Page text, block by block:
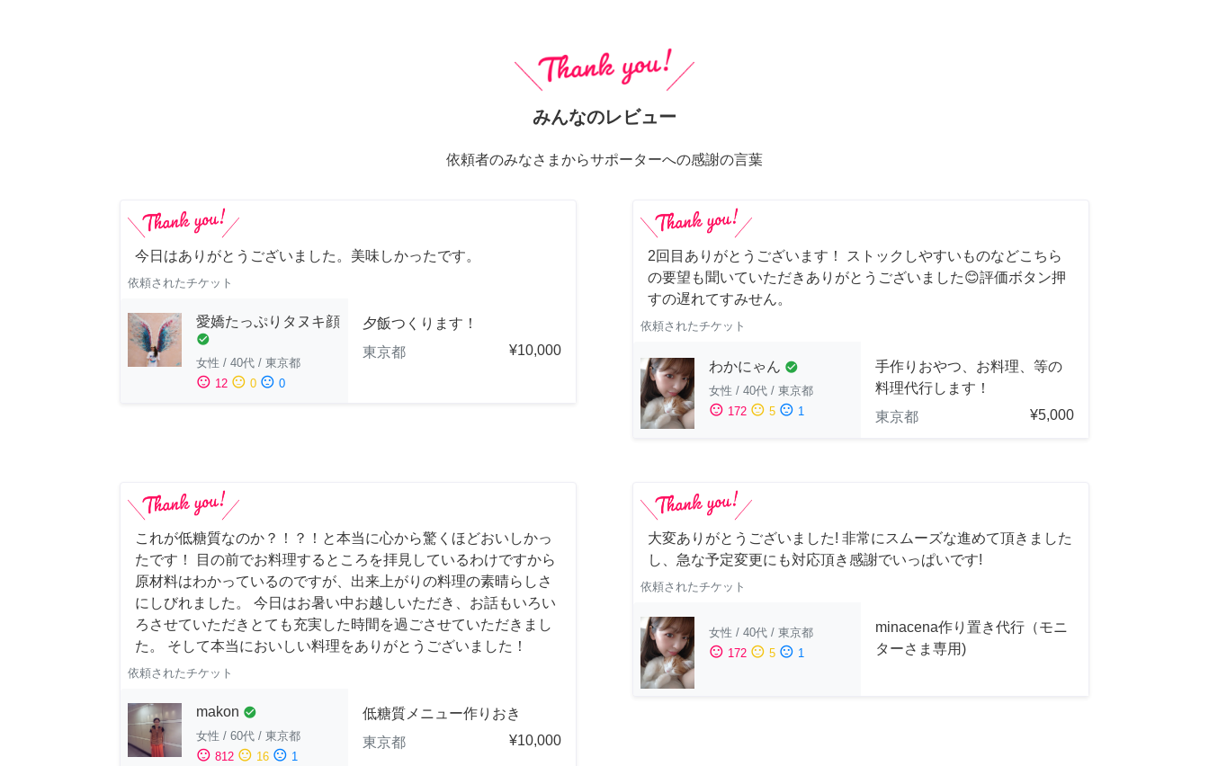
みんなのレビュー
依頼者のみなさまからサポーターへの感謝の言葉
今日はありがとうございました。美味しかったです。
依頼されたチケット
愛嬌たっぷりタヌキ顔
check_circle
女性 / 40代 / 東京都
sentiment_satisfied 12 sentiment_neutral 0 sentiment_dissatisfied 0
夕飯つくります！
東京都
¥10,000
2回目ありがとうございます！ ストックしやすいものなどこちら
の要望も聞いていただきありがとうございました😊評価ボタン押
すの遅れてすみせん。
依頼されたチケット
わかにゃん check_circle
女性 / 40代 / 東京都
sentiment_satisfied 172 sentiment_neutral 5 sentiment_dissatisfied 1
手作りおやつ、お料理、等の
料理代行します！
東京都
¥5,000
これが低糖質なのか？！？！と本当に心から驚くほどおいしかっ
たです！ 目の前でお料理するところを拝見しているわけですから
原材料はわかっているのですが、出来上がりの料理の素晴らしさ
にしびれました。 今日はお暑い中お越しいただき、お話もいろい
ろさせていただきとても充実した時間を過ごさせていただきまし
た。 そして本当においしい料理をありがとうございました！
依頼されたチケット
makon check_circle
女性 / 60代 / 東京都
sentiment_satisfied 812 sentiment_neutral 16 sentiment_dissatisfied 1
低糖質メニュー作りおき
東京都
¥10,000
大変ありがとうございました! 非常にスムーズな進めて頂きました
し、急な予定変更にも対応頂き感謝でいっぱいです!
依頼されたチケット
女性 / 40代 / 東京都
sentiment_satisfied 172 sentiment_neutral 5 sentiment_dissatisfied 1
minacena作り置き代行（モニ
ターさま専用)